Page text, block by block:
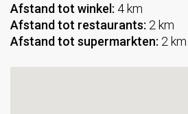
Afstand tot winkel: 4 km
Afstand tot restaurants: 2 km
Afstand tot supermarkten: 2 km